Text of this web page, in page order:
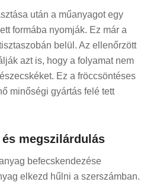
után a műanyagot egy
formába nyomják. Ez már a
belül. Az ellenőrzött
azt is, hogy a folyamat nem
Ez a fröccsöntéses
minőségi gyártás felé tett
megszilárdulás
befecskendezése
elkezd hűlni a szerszámban.